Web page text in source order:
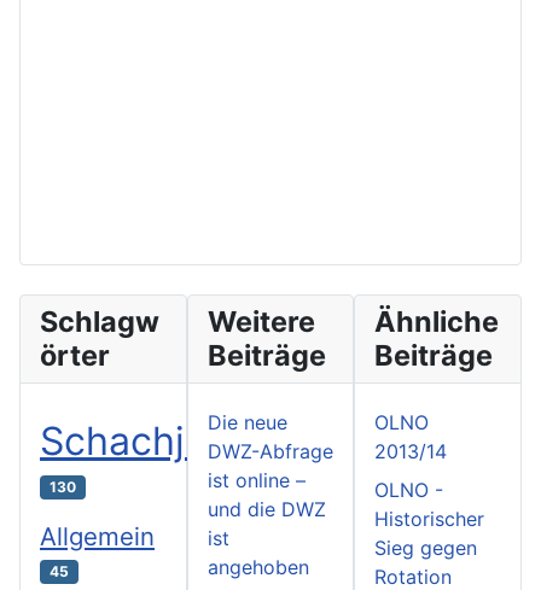
Schlagw
örter
Schachjugend
130
Allgemein
45
Weitere
Beiträge
Die neue
DWZ-Abfrage
ist online –
und die DWZ
ist
angehoben
Ähnliche
Beiträge
OLNO
2013/14
OLNO -
Historischer
Sieg gegen
Rotation